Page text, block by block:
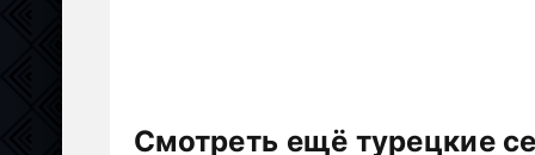
Смотреть ещё турецкие